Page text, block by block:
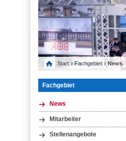
Start › Fachgebiet › News
Fachgebiet
News
Mitarbeiter
Stellenangebote